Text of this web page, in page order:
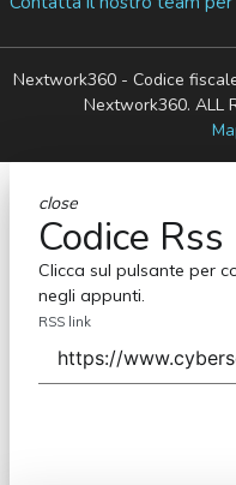
Nextwork360 - Codice
Nextwork360. ALL
close
Codice Rss
Clicca sul pulsante per
negli appunti.
RSS link